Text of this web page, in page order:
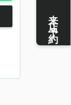
来店予約